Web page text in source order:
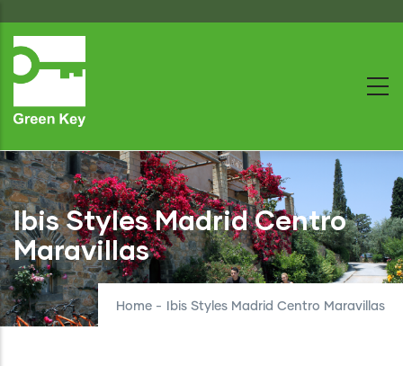
to
main
Ibis Styles Madrid Centro
Maravillas
Home - Ibis Styles Madrid Centro Maravillas